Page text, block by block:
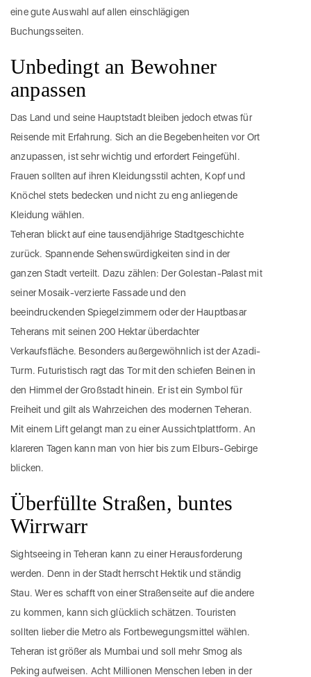
eine gute Auswahl auf allen einschlägigen
Buchungsseiten.
Unbedingt an Bewohner
anpassen
Das Land und seine Hauptstadt bleiben jedoch etwas für
Reisende mit Erfahrung. Sich an die Begebenheiten vor Ort
anzupassen, ist sehr wichtig und erfordert Feingefühl.
Frauen sollten auf ihren Kleidungsstil achten, Kopf und
Knöchel stets bedecken und nicht zu eng anliegende
Kleidung wählen.
Teheran blickt auf eine tausendjährige Stadtgeschichte
zurück. Spannende Sehenswürdigkeiten sind in der
ganzen Stadt verteilt. Dazu zählen: Der Golestan-Palast mit
seiner Mosaik-verzierte Fassade und den
beeindruckenden Spiegelzimmern oder der Hauptbasar
Teherans mit seinen 200 Hektar überdachter
Verkaufsfläche. Besonders außergewöhnlich ist der Azadi-
Turm. Futuristisch ragt das Tor mit den schiefen Beinen in
den Himmel der Großstadt hinein. Er ist ein Symbol für
Freiheit und gilt als Wahrzeichen des modernen Teheran.
Mit einem Lift gelangt man zu einer Aussichtplattform. An
klareren Tagen kann man von hier bis zum Elburs-Gebirge
blicken.
Überfüllte Straßen, buntes
Wirrwarr
Sightseeing in Teheran kann zu einer Herausforderung
werden. Denn in der Stadt herrscht Hektik und ständig
Stau. Wer es schafft von einer Straßenseite auf die andere
zu kommen, kann sich glücklich schätzen. Touristen
sollten lieber die Metro als Fortbewegungsmittel wählen.
Teheran ist größer als Mumbai und soll mehr Smog als
Peking aufweisen. Acht Millionen Menschen leben in der